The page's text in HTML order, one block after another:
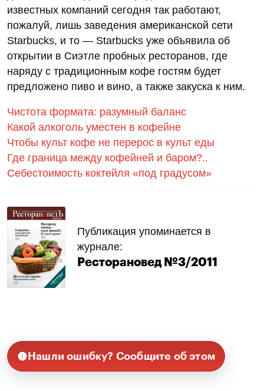
известных компаний сегодня так работают,
пожалуй, лишь заведения американской сети
Starbucks, и то — Starbucks уже объявила об
открытии в Сиэтле пробных ресторанов, где
наряду с традиционным кофе гостям будет
предложено пиво и вино, а также закуска к ним.
Чистота формата: разумный баланс
Какой алкоголь уместен в кофейне
Чтобы культ кофе не перерос в культ еды
Где граница между кофейней и баром?..
Себестоимость коктейля «под градусом»
Публикация упоминается в
журнале:
Ресторановед №3/2011
Нашли ошибку? Сообщите об этом